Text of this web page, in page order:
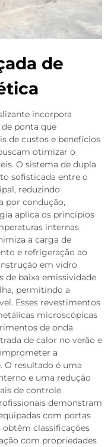
de
incorpora
ponta que
de custos e benefícios
otimizar o
O sistema de dupla
sofisticada entre o
reduzindo
por condução,
aplica os princípios
internas
a carga de
e refrigeração ao
em vidro
de baixa emissividade
permitindo a
Esses revestimentos
microscópicas
de onda
de calor no verão e
a
O resultado é uma
e uma redução
de controle
demonstram
com portas
classificações
com propriedades